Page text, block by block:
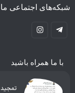
شبکه‌های اجتماعی ما
با ما همراه باشید
تمجید